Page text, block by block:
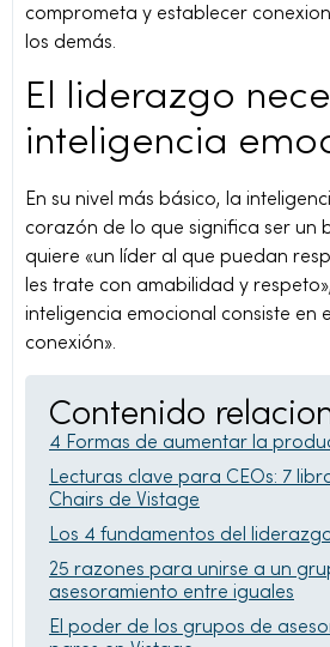
comprometa y establecer
los demás.
El liderazgo
inteligencia
En su nivel más básico, la
corazón de lo que significa ser un
quiere «un líder al que puedan
les trate con amabilidad y
inteligencia emocional consiste en
conexión».
Contenido
4 Formas de aumentar la
Lecturas clave para CEOs: 7
Chairs de Vistage
Los 4 fundamentos del
25 razones para unirse a un
asesoramiento entre iguales
El poder de los grupos de